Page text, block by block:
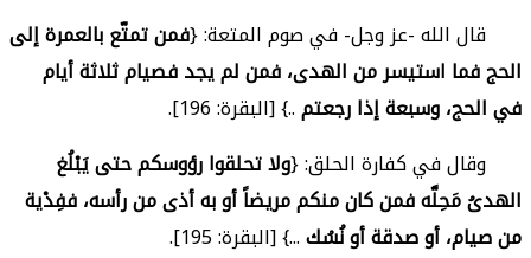
قال الله -عز وجل- في صوم المتعة: {فمن تمتّع بالعمرة إلى
الحج فما استيسر من الهدى، فمن لم يجد فصيام ثلاثة أيام
في الحج، وسبعة إذا رجعتم..} [البقرة: 196].
وقال في كفارة الحلق: {ولا تحلقوا رؤوسكم حتى يَبْلُغ
الهدىُ مَحِلَّه فمن كان منكم مريضاً أو به أذى من رأسه، ففِدْية
من صيام، أو صدقة أو نُسُك...} [البقرة: 195].